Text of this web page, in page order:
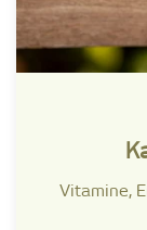
Vitamine,